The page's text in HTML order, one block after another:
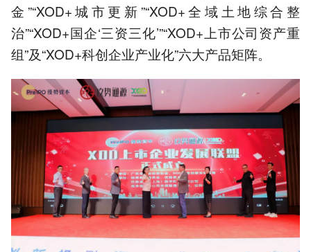
金”“XOD+城市更新”“XOD+全域土地综合整
治”“XOD+国企‘三资三化’”“XOD+上市公司资产重
组”及“XOD+科创企业产业化”六大产品矩阵。